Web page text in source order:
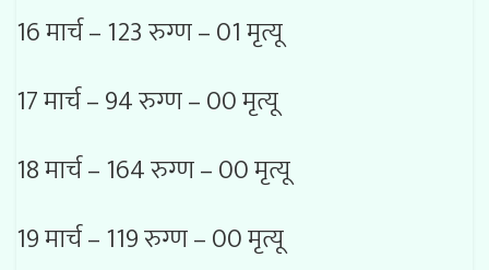
16 मार्च – 123 रुग्ण – 01 मृत्यू
17 मार्च – 94 रुग्ण – 00 मृत्यू
18 मार्च – 164 रुग्ण – 00 मृत्यू
19 मार्च – 119 रुग्ण – 00 मृत्यू